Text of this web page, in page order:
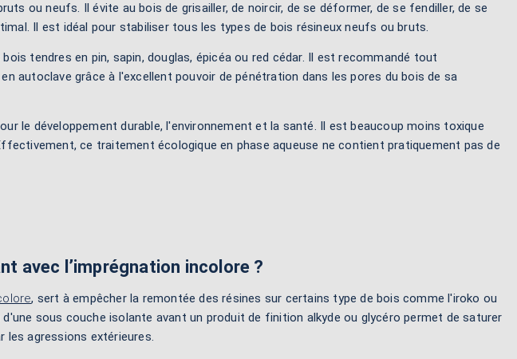
ou neufs. Il évite au bois de grisailler, de noircir, de se déformer, de se fendiller, de se
Il est idéal pour stabiliser tous les types de bois résineux neufs ou bruts.
tendres en pin, sapin, douglas, épicéa ou red cédar. Il est recommandé tout
autoclave grâce à l'excellent pouvoir de pénétration dans les pores du bois de sa
le développement durable, l'environnement et la santé. Il est beaucoup moins toxique
ce traitement écologique en phase aqueuse ne contient pratiquement pas de
avec l’imprégnation incolore ?
, sert à empêcher la remontée des résines sur certains type de bois comme l'iroko ou
sous couche isolante avant un produit de finition alkyde ou glycéro permet de saturer
les agressions extérieures.